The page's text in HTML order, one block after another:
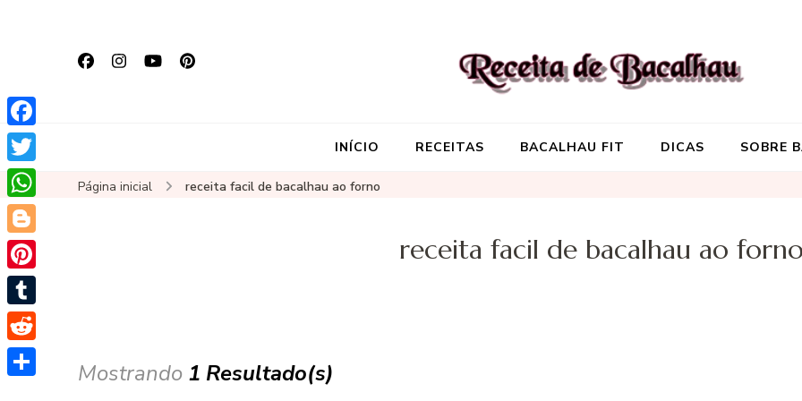
INÍCIO RECEITAS BACALHAU FIT DICAS SOBRE
Página inicial receita facil de bacalhau ao forno
receita facil de bacalhau ao forno
Mostrando 1 Resultado(s)
Facebook
Twitter
WhatsApp
Blogger
Pinterest
Tumblr
Reddit